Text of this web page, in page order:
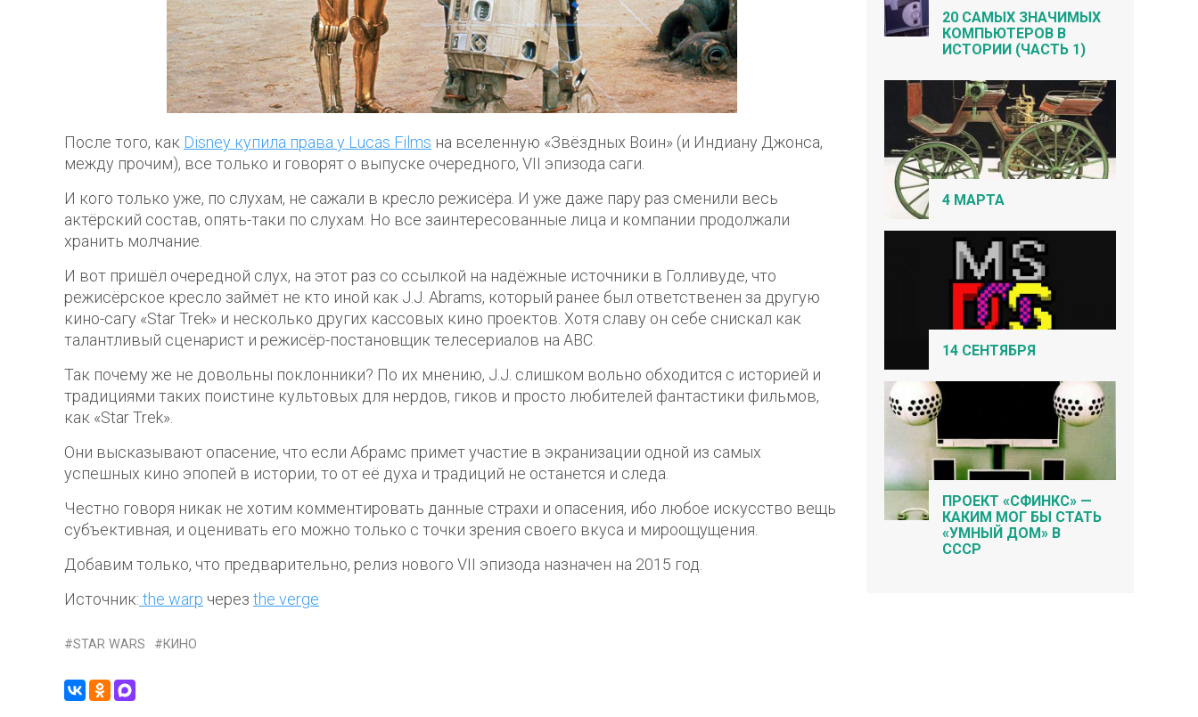
После того, как Disney купила права у Lucas Films на вселенную «Звёздных Воин» (и Индиану Джонса,
между прочим), все только и говорят о выпуске очередного, VII эпизода саги.
И кого только уже, по слухам, не сажали в кресло режисёра. И уже даже пару раз сменили весь
актёрский состав, опять-таки по слухам. Но все заинтересованные лица и компании продолжали
хранить молчание.
И вот пришёл очередной слух, на этот раз со ссылкой на надёжные источники в Голливуде, что
режисёрское кресло займёт не кто иной как J.J. Abrams, который ранее был ответственен за другую
кино-сагу «Star Trek» и несколько других кассовых кино проектов. Хотя славу он себе снискал как
талантливый сценарист и режисёр-постановщик телесериалов на ABC.
Так почему же не довольны поклонники? По их мнению, J.J. слишком вольно обходится с историей и
традициями таких поистине культовых для нердов, гиков и просто любителей фантастики фильмов,
как «Star Trek».
Они высказывают опасение, что если Абрамс примет участие в экранизации одной из самых
успешных кино эпопей в истории, то от её духа и традиций не останется и следа.
Честно говоря никак не хотим комментировать данные страхи и опасения, ибо любое искусство вещь
субъективная, и оценивать его можно только с точки зрения своего вкуса и мироощущения.
Добавим только, что предварительно, релиз нового VII эпизода назначен на 2015 год.
Источник: the warp через the verge
STAR WARS КИНО
20 САМЫХ ЗНАЧИМЫХ
КОМПЬЮТЕРОВ В
ИСТОРИИ (ЧАСТЬ 1)
4 МАРТА
14 СЕНТЯБРЯ
ПРОЕКТ «СФИНКС» —
КАКИМ МОГ БЫ СТАТЬ
«УМНЫЙ ДОМ» В
СССР